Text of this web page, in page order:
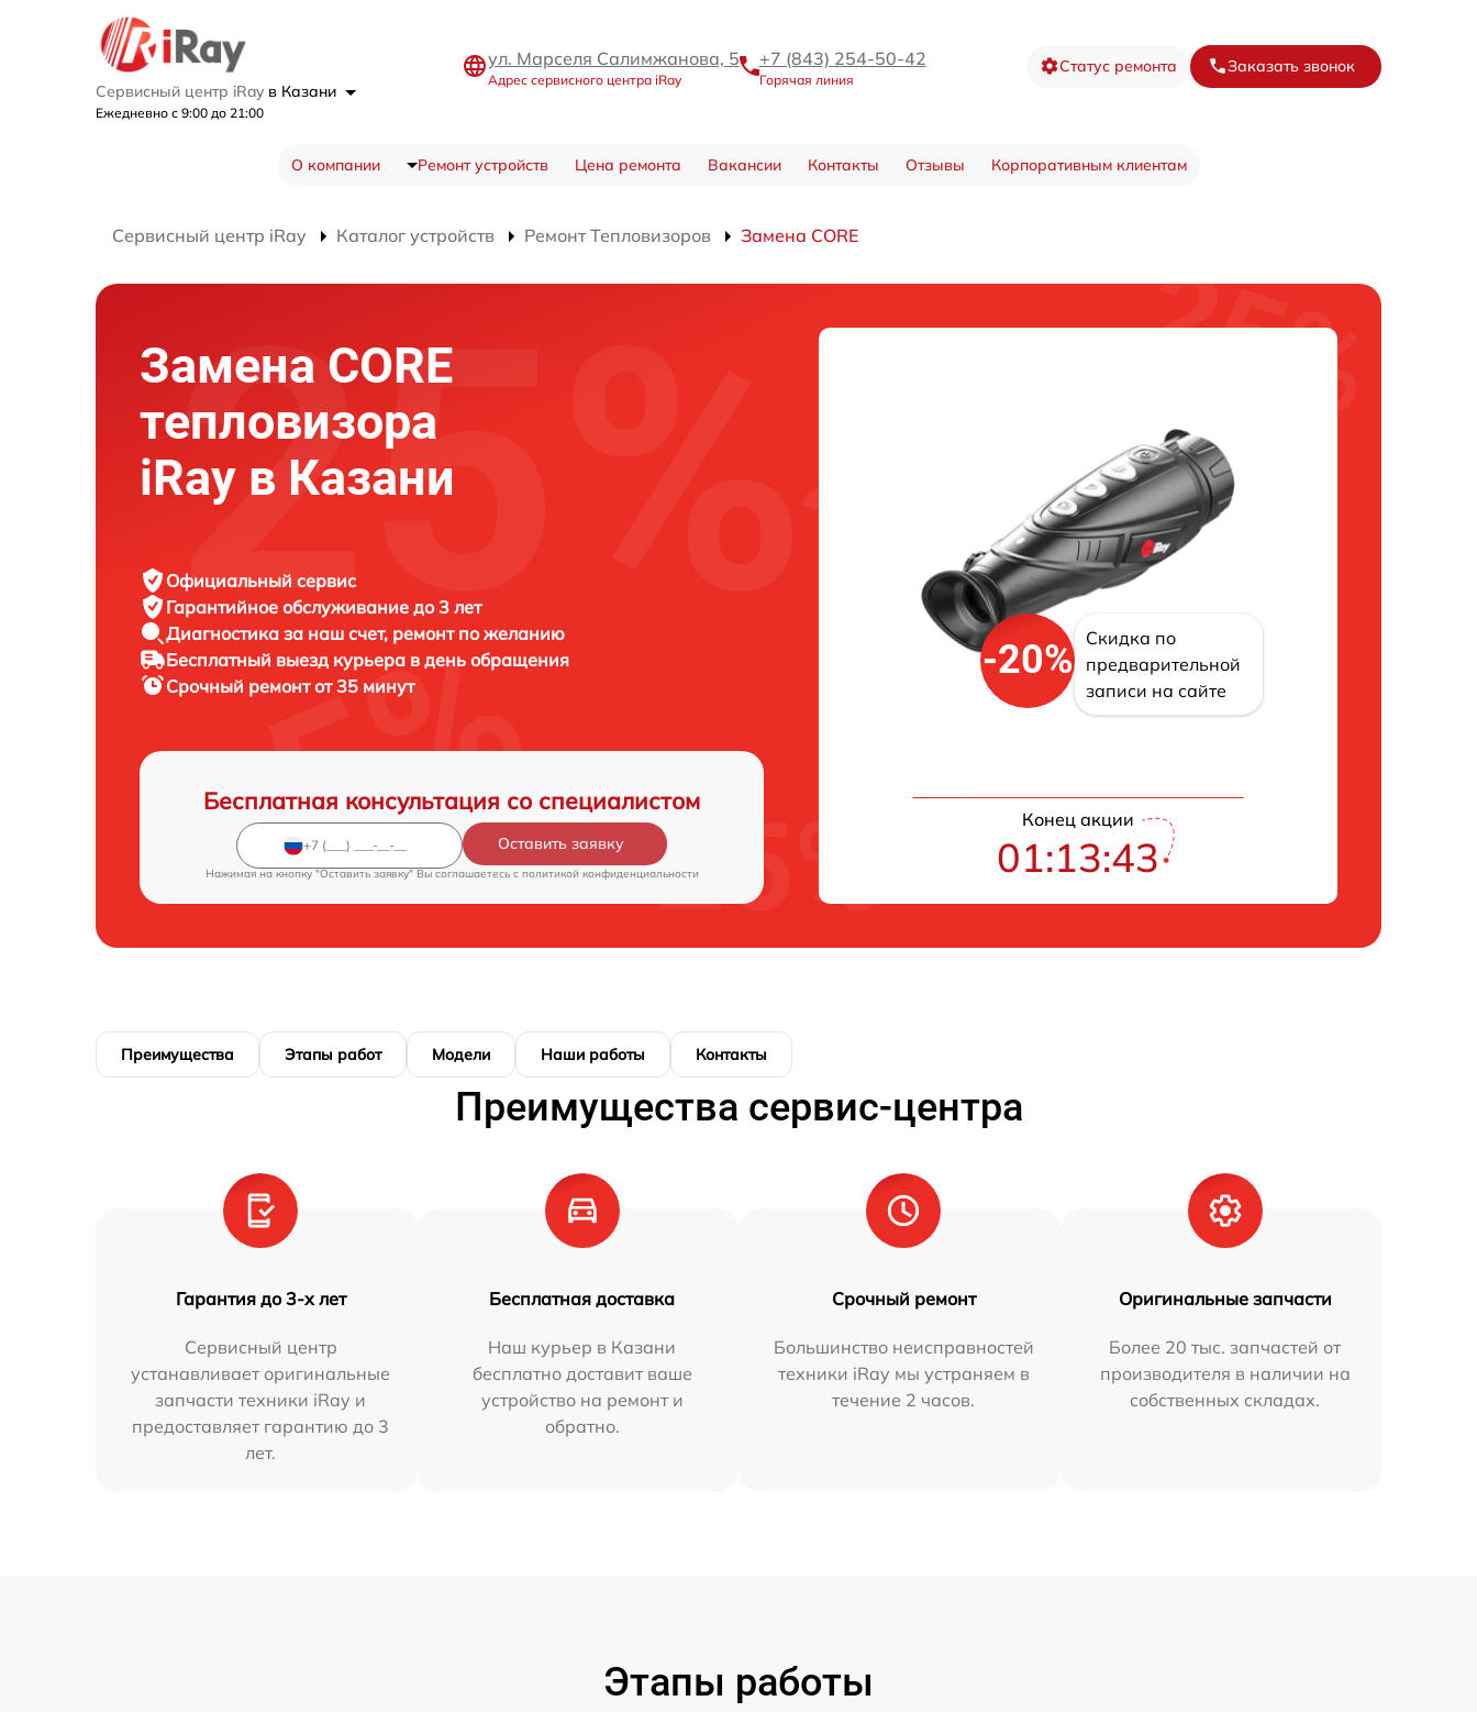
Сервисный центр iRay в Казани
Ежедневно с 9:00 до 21:00
ул. Марселя Салимжанова, 5
Адрес сервисного центра iRay
+7 (843) 254-50-42
Горячая линия
Статус ремонта Заказать звонок
О компании Ремонт устройств Цена ремонта Вакансии Контакты Отзывы Корпоративным клиентам
Сервисный центр iRay Каталог устройств Ремонт Тепловизоров Замена CORE
Замена CORE
тепловизора
iRay в Казани
Официальный сервис
Гарантийное обслуживание до 3 лет
Диагностика за наш счет, ремонт по желанию
Бесплатный выезд курьера в день обращения
Срочный ремонтот 35 минут
Бесплатная консультация со специалистом
Оставить заявку
Нажимая на кнопку "Оставить заявку" Вы соглашаетесь c политикой конфиденциальности
-20%
Скидка по
предварительной
записи на сайте
Конец акции
01:13:42
Преимущества Этапы работ Модели Наши работы Контакты
Преимущества сервис-центра
Гарантия до 3-х лет
Сервисный центр
устанавливает оригинальные
запчасти техники iRay и
предоставляет гарантию до 3
лет.
Бесплатная доставка
Наш курьер в Казани
бесплатно доставит ваше
устройство на ремонт и
обратно.
Срочный ремонт
Большинство неисправностей
техники iRay мы устраняем в
течение 2 часов.
Оригинальные запчасти
Более 20 тыс. запчастей от
производителя в наличии на
собственных складах.
Этапы работы